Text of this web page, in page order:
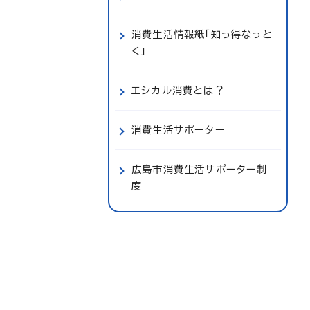
消費生活情報紙「知っ得なっと
く」
エシカル消費とは？
消費生活サポーター
広島市消費生活サポーター制
度